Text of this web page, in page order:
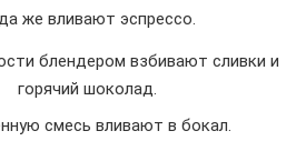
же вливают эспрессо.
блендером взбивают сливки и
горячий шоколад.
смесь вливают в бокал.